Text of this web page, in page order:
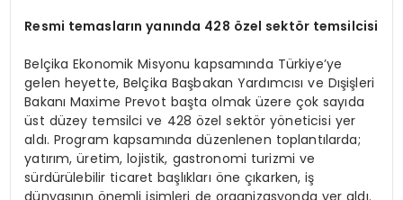
Resmi temasların yanında 428 özel sektör temsilcisi
Belçika Ekonomik Misyonu kapsamında Türkiye’ye
gelen heyette, Belçika Başbakan Yardımcısı ve Dışişleri
Bakanı Maxime Prevot başta olmak üzere çok sayıda
üst düzey temsilci ve 428 özel sektör yöneticisi yer
aldı. Program kapsamında düzenlenen toplantılarda;
yatırım, üretim, lojistik, gastronomi turizmi ve
sürdürülebilir ticaret başlıkları öne çıkarken, iş
dünyasının önemli isimleri de organizasyonda yer aldı.